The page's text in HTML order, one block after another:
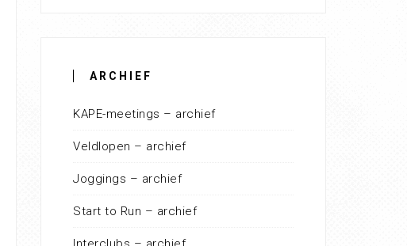
ARCHIEF
KAPE-meetings – archief
Veldlopen – archief
Joggings – archief
Start to Run – archief